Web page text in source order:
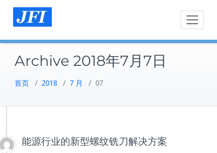
Skip
Archive 2018年7月7日
首页 / 2018 / 7 月 / 07
能源行业的新型螺纹铣刀解决方案